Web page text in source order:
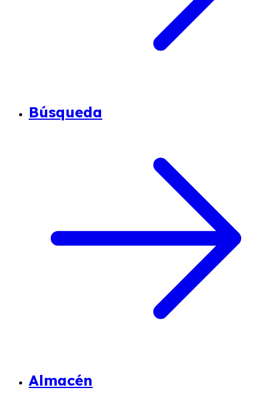
Búsqueda
Almacén